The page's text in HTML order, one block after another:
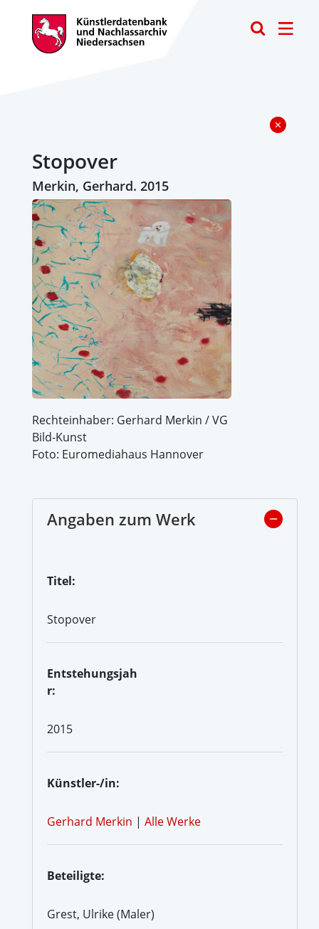
Stopover
Merkin, Gerhard. 2015
Rechteinhaber: Gerhard Merkin / VG
Bild-Kunst
Foto: Euromediahaus Hannover
Angaben zum Werk
Titel:
Stopover
Entstehungsjah
r:
2015
Künstler-/in:
Gerhard Merkin | Alle Werke
Beteiligte:
Grest, Ulrike (Maler)